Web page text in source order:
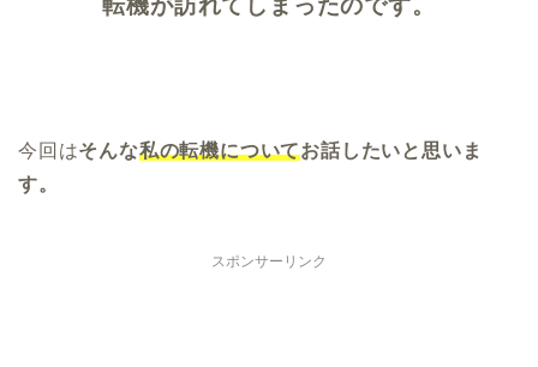
転機が訪れてしまったのです。
今回はそんな私の転機についてお話したいと思いま
す。
スポンサーリンク